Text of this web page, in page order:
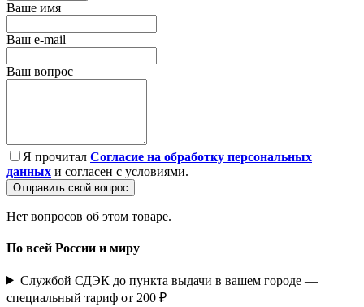
Ваше имя
Ваш e-mail
Ваш вопрос
Я прочитал Согласие на обработку персональных
данных и согласен с условиями.
Отправить свой вопрос
Нет вопросов об этом товаре.
По всей России и миру
Службой СДЭК до пункта выдачи в вашем городе —
специальный тариф от 200 ₽